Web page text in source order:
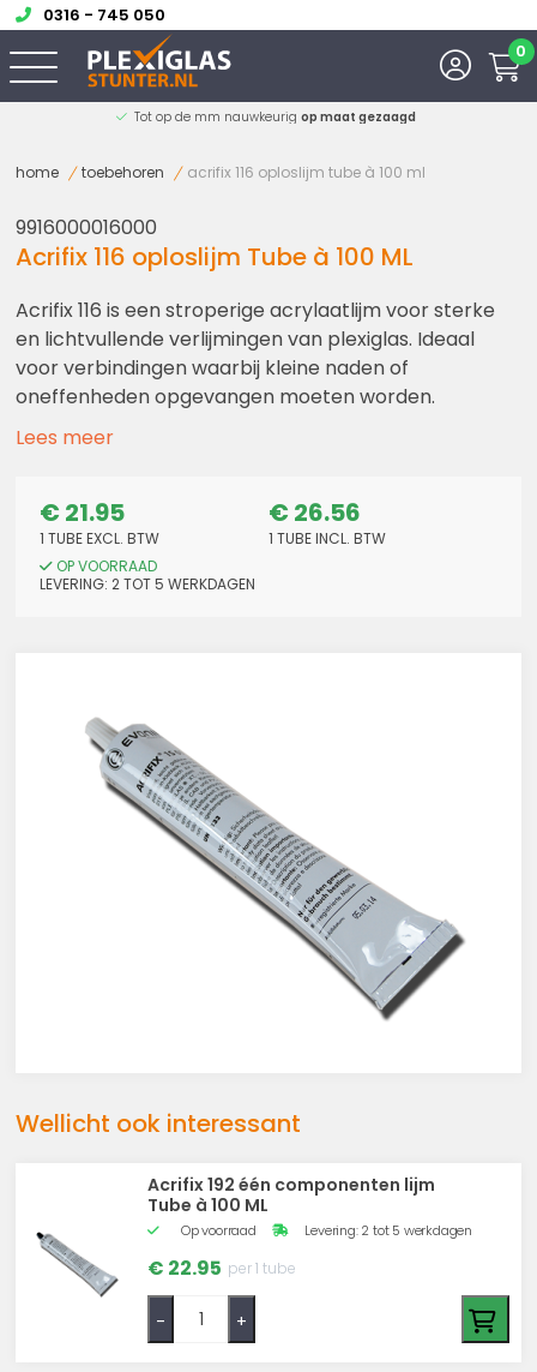
0316 - 745 050
0
Tot op de mm nauwkeurig op maat gezaagd
home toebehoren acrifix 116 oploslijm tube à 100 ml
9916000016000
Acrifix 116 oploslijm Tube à 100 ML
Acrifix 116 is een stroperige acrylaatlijm voor sterke
en lichtvullende verlijmingen van plexiglas. Ideaal
voor verbindingen waarbij kleine naden of
oneffenheden opgevangen moeten worden.
Lees meer
€ 21.95
1 TUBE EXCL. BTW
€ 26.56
1 TUBE INCL. BTW
OP VOORRAAD
LEVERING: 2 TOT 5 WERKDAGEN
Wellicht ook interessant
Acrifix 192 één componenten lijm
Tube à 100 ML
Op voorraad Levering: 2 tot 5 werkdagen
€ 22.95 per 1 tube
- +